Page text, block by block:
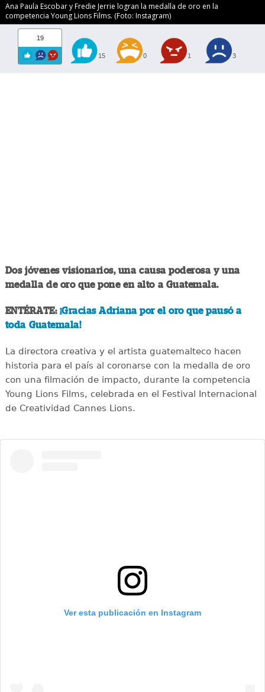
Ana Paula Escobar y Fredie Jerrie logran la medalla de oro en la
competencia Young Lions Films. (Foto: Instagram)
19
15 0 1 3
Dos jóvenes visionarios, una causa poderosa y una
medalla de oro que pone en alto a Guatemala.
ENTÉRATE: ¡Gracias Adriana por el oro que pausó a
toda Guatemala!
La directora creativa y el artista guatemalteco hacen
historia para el país al coronarse con la medalla de oro
con una filmación de impacto, durante la competencia
Young Lions Films, celebrada en el Festival Internacional
de Creatividad Cannes Lions.
Ver esta publicación en Instagram